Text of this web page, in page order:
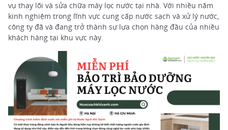
vụ thay lõi và sửa chữa máy lọc nước tại nhà. Với nhiều năm
kinh nghiệm trong lĩnh vực cung cấp nước sạch và xử lý nước,
công ty đã và đang trở thành sự lựa chọn hàng đầu của nhiều
khách hàng tại khu vực này.